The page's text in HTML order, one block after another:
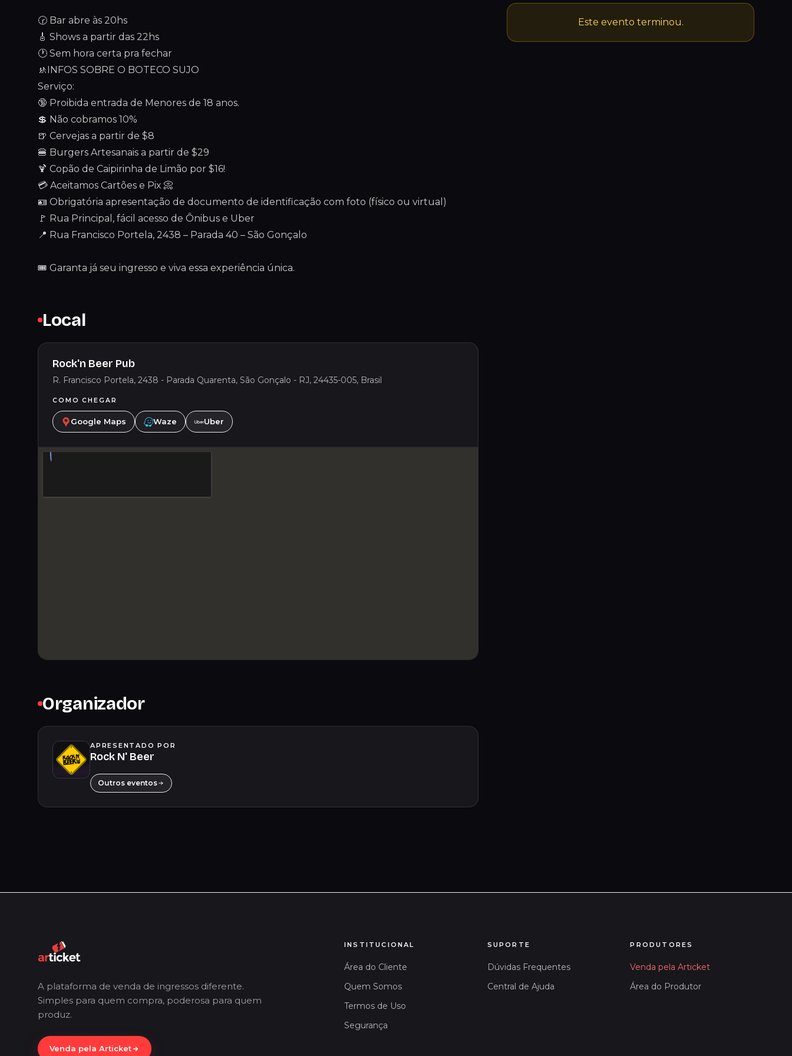
🕝 Bar abre às 20hs
🎸 Shows a partir das 22hs
🕐 Sem hora certa pra fechar
🚸INFOS SOBRE O BOTECO SUJO
Serviço:
🔞 Proibida entrada de Menores de 18 anos.
💲 Não cobramos 10%
🍺 Cervejas a partir de $8
🍔 Burgers Artesanais a partir de $29
🍹 Copão de Caipirinha de Limão por $16!
💳 Aceitamos Cartões e Pix 📀
🪪 Obrigatória apresentação de documento de identificação com foto (físico ou virtual)
🚩 Rua Principal, fácil acesso de Ônibus e Uber
📍 Rua Francisco Portela, 2438 – Parada 40 – São Gonçalo
🎟 Garanta já seu ingresso e viva essa experiência única.
Local
Rock'n Beer Pub
R. Francisco Portela, 2438 - Parada Quarenta, São Gonçalo - RJ, 24435-005, Brasil
COMO CHEGAR
Google Maps Waze Uber
Organizador
APRESENTADO POR
Rock N' Beer
Outros eventos
Este evento terminou.
A plataforma de venda de ingressos diferente.
Simples para quem compra, poderosa para quem
produz.
Venda pela Articket
INSTITUCIONAL
Área do Cliente
Quem Somos
Termos de Uso
Segurança
SUPORTE
Dúvidas Frequentes
Central de Ajuda
PRODUTORES
Venda pela Articket
Área do Produtor